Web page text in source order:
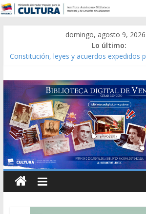
domingo, agosto 9, 2026
Lo último:
Constitución, leyes y acuerdos expedidos
Modesta Bor Sánchez [material gráfico]
Gaceta Oficial de la República de
Caracas 09 de marzo de 2006 N° 38.394
Catálogo temático de obras de Modesta